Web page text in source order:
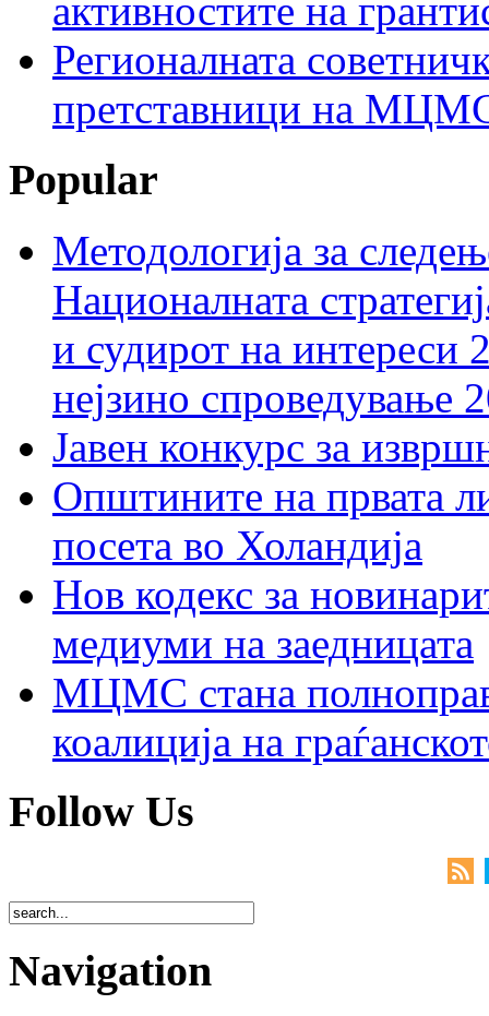
активностите на
Регионалната
претставници на МЦМС
Popular
Методологија за
Националната
и судирот на интереси
нејзино спроведување
Јавен конкурс за
Општините на првата
посета во Холандија
Нов кодекс за
медиуми на заедницата
МЦМС стана
коалиција на
Follow Us
Navigation